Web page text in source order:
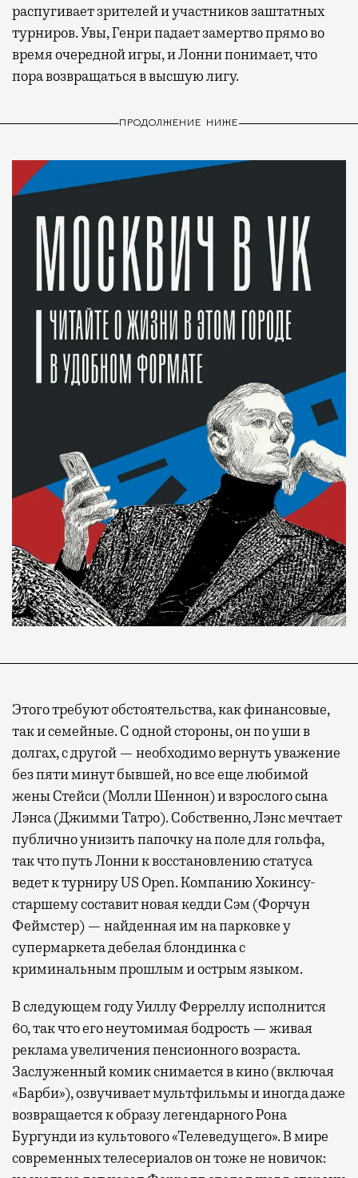
распугивает зрителей и участников заштатных
турниров. Увы, Генри падает замертво прямо во
время очередной игры, и Лонни понимает, что
пора возвращаться в высшую лигу.
ПРОДОЛЖЕНИЕ НИЖЕ
Этого требуют обстоятельства, как финансовые,
так и семейные. С одной стороны, он по уши в
долгах, с другой — необходимо вернуть уважение
без пяти минут бывшей, но все еще любимой
жены Стейси (Молли Шеннон) и взрослого сына
Лэнса (Джимми Татро). Собственно, Лэнс мечтает
публично унизить папочку на поле для гольфа,
так что путь Лонни к восстановлению статуса
ведет к турниру US Open. Компанию Хокинсу-
старшему составит новая кедди Сэм (Форчун
Феймстер) — найденная им на парковке у
супермаркета дебелая блондинка с
криминальным прошлым и острым языком.
В следующем году Уиллу Ферреллу исполнится
60, так что его неутомимая бодрость — живая
реклама увеличения пенсионного возраста.
Заслуженный комик снимается в кино (включая
«Барби»), озвучивает мультфильмы и иногда даже
возвращается к образу легендарного Рона
Бургунди из культового «Телеведущего». В мире
современных телесериалов он тоже не новичок: